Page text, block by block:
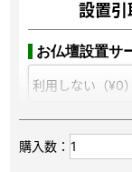
ご宗派：
設置引
お仏壇設置サ
ドライバーから電話
お仏壇引取り
購入数：